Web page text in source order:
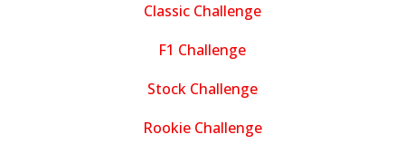
Classic Challenge
F1 Challenge
Stock Challenge
Rookie Challenge